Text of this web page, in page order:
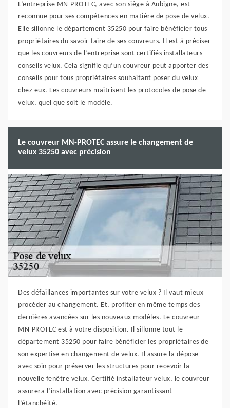
L’entreprise MN-PROTEC, avec son siège à Aubigne, est
reconnue pour ses compétences en matière de pose de velux.
Elle sillonne le département 35250 pour faire bénéficier tous
propriétaires du savoir-faire de ses couvreurs. Il est à préciser
que les couvreurs de l’entreprise sont certifiés installateurs-
conseils velux. Cela signifie qu’un couvreur peut apporter des
conseils pour tous propriétaires souhaitant poser du velux
chez eux. Les couvreurs maitrisent les protocoles de pose de
velux, quel que soit le modèle.
Le couvreur MN-PROTEC assure le changement de
velux 35250 avec précision
Des défaillances importantes sur votre velux ? Il vaut mieux
procéder au changement. Et, profiter en même temps des
dernières avancées sur les nouveaux modèles. Le couvreur
MN-PROTEC est à votre disposition. Il sillonne tout le
département 35250 pour faire bénéficier les propriétaires de
son expertise en changement de velux. Il assure la dépose
avec soin pour préserver les structures pour recevoir la
nouvelle fenêtre velux. Certifié installateur velux, le couvreur
assurera l’installation avec précision garantissant
l’étanchéité.